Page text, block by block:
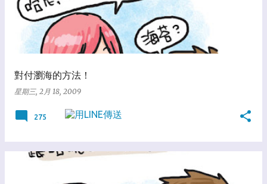
對付瀏海的方法！
星期三, 2月 18, 2009
275